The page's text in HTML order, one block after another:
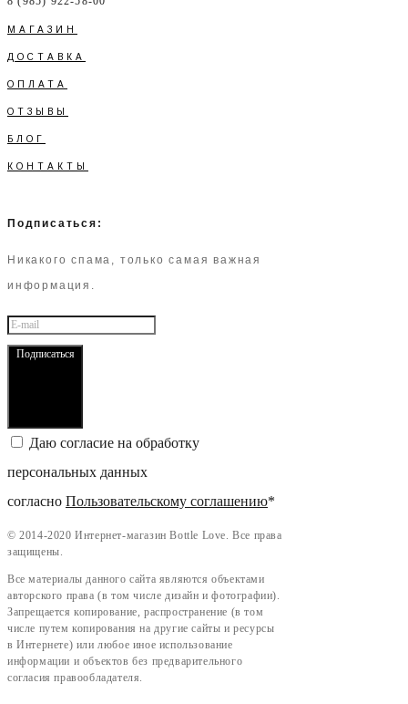
МАГАЗИН
ДОСТАВКА
ОПЛАТА
ОТЗЫВЫ
БЛОГ
КОНТАКТЫ
Подписаться:
Никакого спама, только самая важная
информация.
Подписаться
Даю согласие на обработку
персональных данных
согласно Пользовательскому соглашению*
©2014-2020 Интернет-магазин Bottle Love. Все права
защищены.
Все материалы данного сайта являются объектами
авторского права (в том числе дизайн и фотографии).
Запрещается копирование, распространение (в том
числе путем копирования на другие сайты и ресурсы
в Интернете) или любое иное использование
информации и объектов без предварительного
согласия правообладателя.